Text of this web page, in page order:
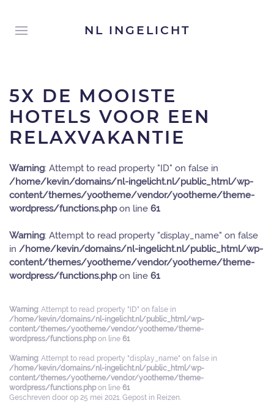
NL INGELICHT
5X DE MOOISTE
HOTELS VOOR EEN
RELAXVAKANTIE
Warning: Attempt to read property "ID" on false in
/home/kevin/domains/nl-ingelicht.nl/public_html/wp-
content/themes/yootheme/vendor/yootheme/theme-
wordpress/functions.phpon line 61
Warning: Attempt to read property "display_name" on false
in /home/kevin/domains/nl-ingelicht.nl/public_html/wp-
content/themes/yootheme/vendor/yootheme/theme-
wordpress/functions.phpon line 61
Warning: Attempt to read property "ID" on false in
/home/kevin/domains/nl-ingelicht.nl/public_html/wp-
content/themes/yootheme/vendor/yootheme/theme-
wordpress/functions.phpon line 61
Warning: Attempt to read property "display_name" on false in
/home/kevin/domains/nl-ingelicht.nl/public_html/wp-
content/themes/yootheme/vendor/yootheme/theme-
wordpress/functions.phpon line 61
Geschreven door op 25 mei 2021. Gepost in Reizen.